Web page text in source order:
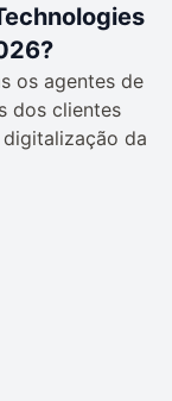
os agentes de
dos clientes
da